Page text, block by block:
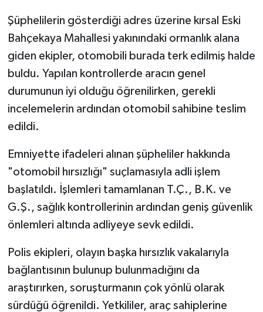
Şüphelilerin gösterdiği adres üzerine kırsal Eski
Bahçekaya Mahallesi yakınındaki ormanlık alana
giden ekipler, otomobili burada terk edilmiş halde
buldu. Yapılan kontrollerde aracın genel
durumunun iyi olduğu öğrenilirken, gerekli
incelemelerin ardından otomobil sahibine teslim
edildi.
Emniyette ifadeleri alınan şüpheliler hakkında
"otomobil hırsızlığı" suçlamasıyla adli işlem
başlatıldı. İşlemleri tamamlanan T.Ç., B.K. ve
G.Ş., sağlık kontrollerinin ardından geniş güvenlik
önlemleri altında adliyeye sevk edildi.
Polis ekipleri, olayın başka hırsızlık vakalarıyla
bağlantısının bulunup bulunmadığını da
araştırırken, soruşturmanın çok yönlü olarak
sürdüğü öğrenildi. Yetkililer, araç sahiplerine